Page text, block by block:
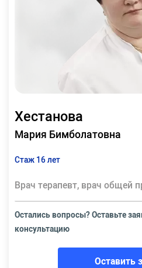
Хестанова
Мария Бимболатовна
Стаж 16 лет
Врач терапевт, врач общей
Остались вопросы? Оставьте
консультацию
Оставить